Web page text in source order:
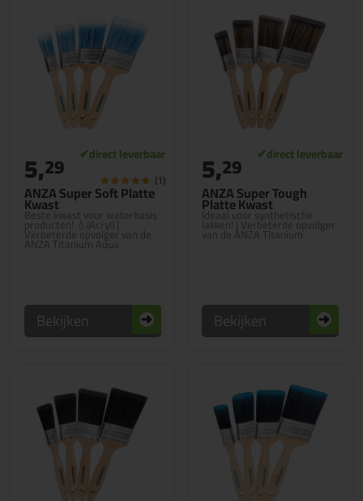
ANZA Super Soft Platte
Kwast
Beste kwast voor waterbasis
producten! 💧(Acryl) |
Verbeterde opvolger van de
ANZA Titanium Aqua
5,29 (1)
Bekijken
ANZA Super Tough
Platte Kwast
Ideaal voor synthetische
lakken! | Verbeterde opvolger
van de ANZA Titanium
5,29
Bekijken